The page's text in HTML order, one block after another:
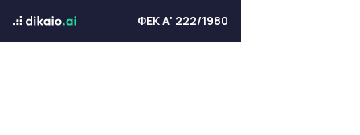
ΦΕΚ Α' 222/1980